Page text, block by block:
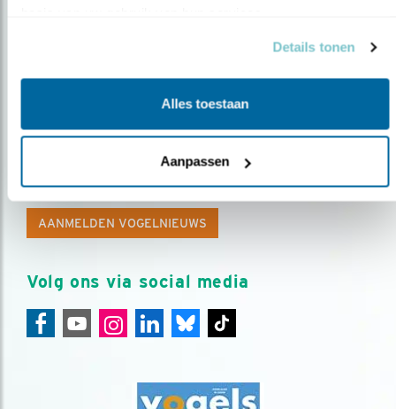
Details tonen
Alles toestaan
Aanpassen
Op de hoogte blijven?
Meld je aan en ontvang nieuws, inspiratie, acties en tips
over vogels en activiteiten van Vogelbescherming.
AANMELDEN VOGELNIEUWS
Volg ons via social media